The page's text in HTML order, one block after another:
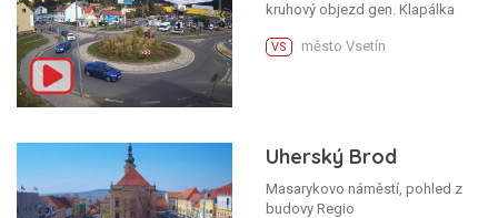
kruhový objezd gen. Klapálka
VS město Vsetín
Uherský Brod
Masarykovo náměstí, pohled z
budovy Regio